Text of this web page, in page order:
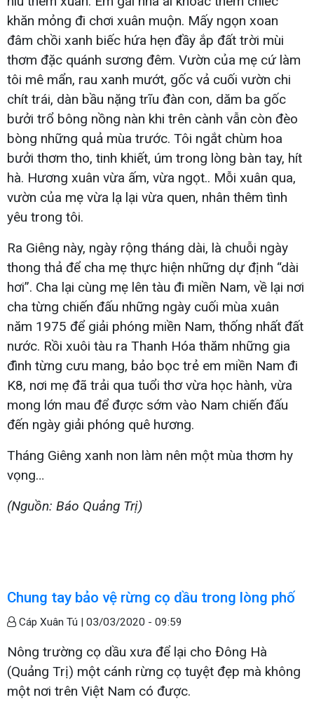
khăn mỏng đi chơi xuân muộn. Mấy ngọn xoan
đâm chồi xanh biếc hứa hẹn đầy ắp đất trời mùi
thơm đặc quánh sương đêm. Vườn của mẹ cứ làm
tôi mê mẩn, rau xanh mướt, gốc vả cuối vườn chi
chít trái, dàn bầu nặng trĩu đàn con, dăm ba gốc
bưởi trổ bông nồng nàn khi trên cành vẫn còn đèo
bòng những quả mùa trước. Tôi ngắt chùm hoa
bưởi thơm tho, tinh khiết, úm trong lòng bàn tay, hít
hà. Hương xuân vừa ấm, vừa ngọt.. Mỗi xuân qua,
vườn của mẹ vừa lạ lại vừa quen, nhân thêm tình
yêu trong tôi.
Ra Giêng này, ngày rộng tháng dài, là chuỗi ngày
thong thả để cha mẹ thực hiện những dự định “dài
hơi”. Cha lại cùng mẹ lên tàu đi miền Nam, về lại nơi
cha từng chiến đấu những ngày cuối mùa xuân
năm 1975 để giải phóng miền Nam, thống nhất đất
nước. Rồi xuôi tàu ra Thanh Hóa thăm những gia
đình từng cưu mang, bảo bọc trẻ em miền Nam đi
K8, nơi mẹ đã trải qua tuổi thơ vừa học hành, vừa
mong lớn mau để được sớm vào Nam chiến đấu
đến ngày giải phóng quê hương.
Tháng Giêng xanh non làm nên một mùa thơm hy
vọng…
(Nguồn: Báo Quảng Trị)
Chung tay bảo vệ rừng cọ dầu trong lòng phố
Cáp Xuân Tú | 03/03/2020 - 09:59
Nông trường cọ dầu xưa để lại cho Đông Hà
(Quảng Trị) một cánh rừng cọ tuyệt đẹp mà không
một nơi trên Việt Nam có được.